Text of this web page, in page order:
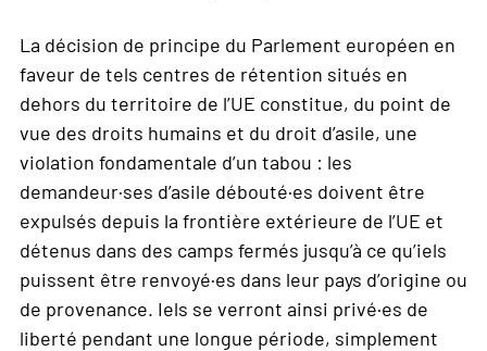
La décision de principe du Parlement européen en
faveur de tels centres de rétention situés en
dehors du territoire de l’UE constitue, du point de
vue des droits humains et du droit d’asile, une
violation fondamentale d’un tabou : les
demandeur·ses d’asile débouté·es doivent être
expulsés depuis la frontière extérieure de l’UE et
détenus dans des camps fermés jusqu’à ce qu’iels
puissent être renvoyé·es dans leur pays d’origine ou
de provenance. Iels se verront ainsi privé·es de
liberté pendant une longue période, simplement